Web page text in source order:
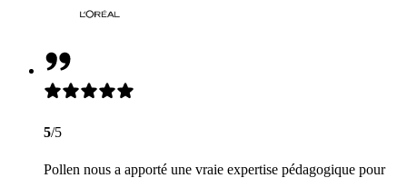
5/5
Pollen nous a apporté une vraie expertise pédagogique pour